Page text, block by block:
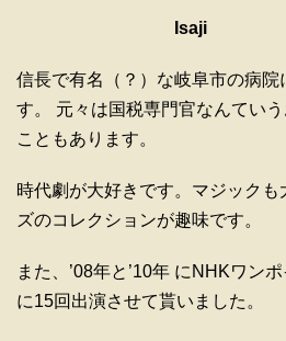
Isaji
信長で有名（？）な岐阜市の病
す。 元々は国税専門官なんてい
こともあります。
時代劇が大好きです。マジック
ズのコレクションが趣味です。
また、’08年と’10年 にNHKワン
に15回出演させて貰いました。